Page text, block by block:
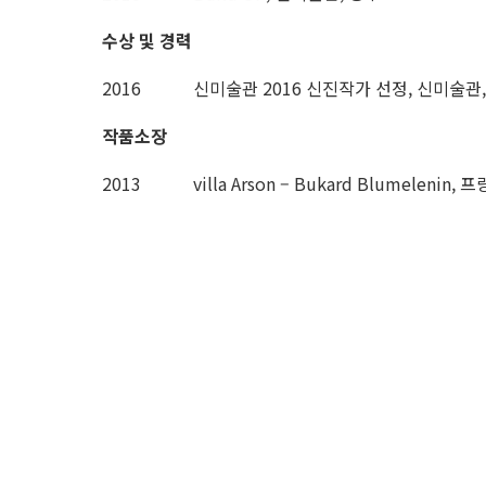
수상 및 경력
2016
신미술관 2016 신진작가 선정, 신미술관
작품소장
2013
villa Arson – Bukard Blumelenin, 프